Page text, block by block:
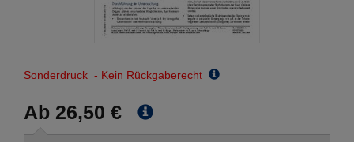
Sonderdruck - Kein Rückgaberecht
Ab 26,50 €